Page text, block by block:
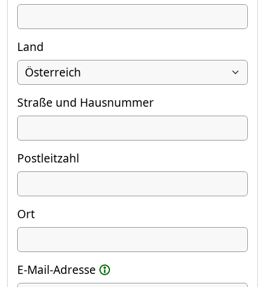
Land
Straße und Hausnummer
Postleitzahl
Ort
E-Mail-Adresse